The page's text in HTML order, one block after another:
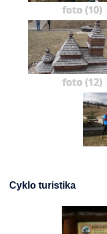
foto (10)
foto (12)
Cyklo turistika